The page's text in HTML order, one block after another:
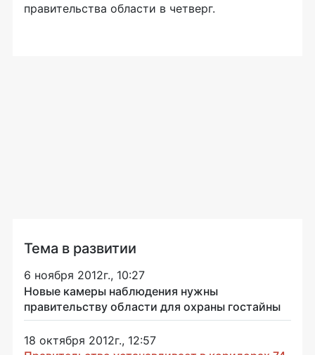
правительства области в четверг.
Тема в развитии
6 ноября 2012г., 10:27
Новые камеры наблюдения нужны
правительству области для охраны гостайны
18 октября 2012г., 12:57